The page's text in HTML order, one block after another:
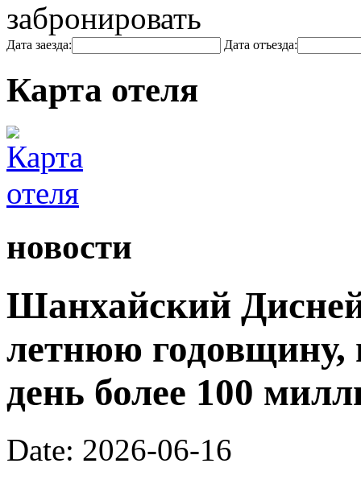
забронировать
Дата заезда: Дата отъезда:
Карта отеля
новости
Шанхайский
летнюю годовщину,
день более 100
Date: 2026-06-16